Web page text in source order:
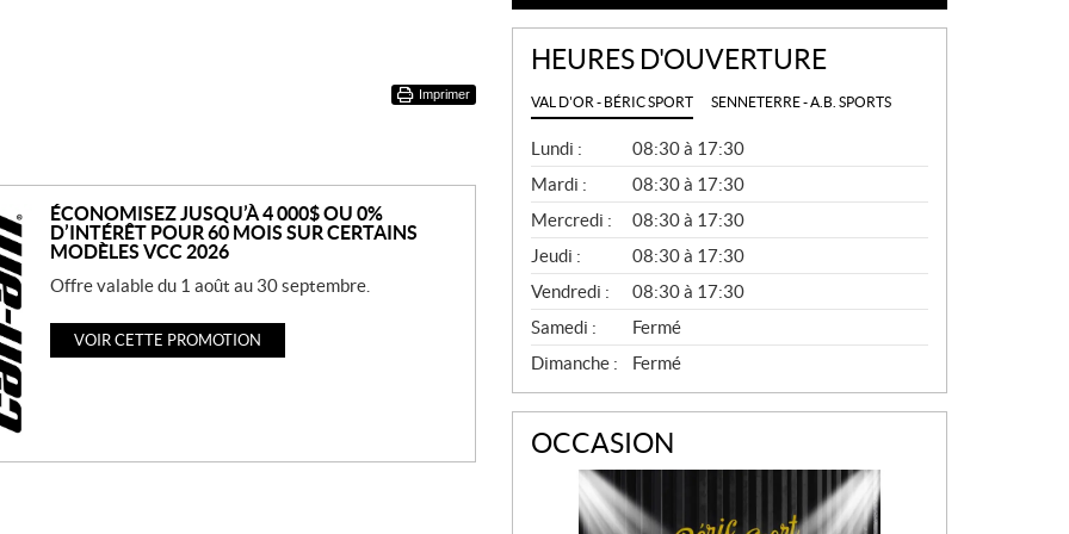
Imprimer
ÉCONOMISEZ JUSQU’À 4 000$ OU 0%
D’INTÉRÊT POUR 60 MOIS SUR CERTAINS
MODÈLES VCC 2026
Offre valable du 1 août au 30 septembre.
VOIR CETTE PROMOTION
HEURES D'OUVERTURE
VAL D'OR - BÉRIC SPORT SENNETERRE - A.B. SPORTS
G
É
N
É
R
A
L
Lundi :
08:30 à 17:30
Mardi :
08:30 à 17:30
Mercredi :
08:30 à 17:30
Jeudi :
08:30 à 17:30
Vendredi :
08:30 à 17:30
Samedi :
Fermé
Dimanche :
Fermé
OCCASION